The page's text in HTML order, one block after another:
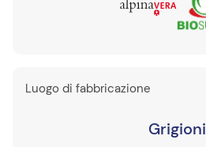
Luogo di fabbricazione
Grigioni